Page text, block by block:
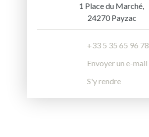
1 Place du Marché,
24270 Payzac
+33 5 35 65 96 78
Envoyer un e-mail
S'y rendre